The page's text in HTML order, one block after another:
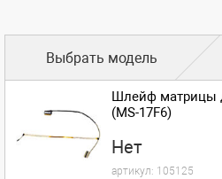
Выбрать модель
Шлейф матрицы
(MS-17F6)
Нет
артикул: 105125